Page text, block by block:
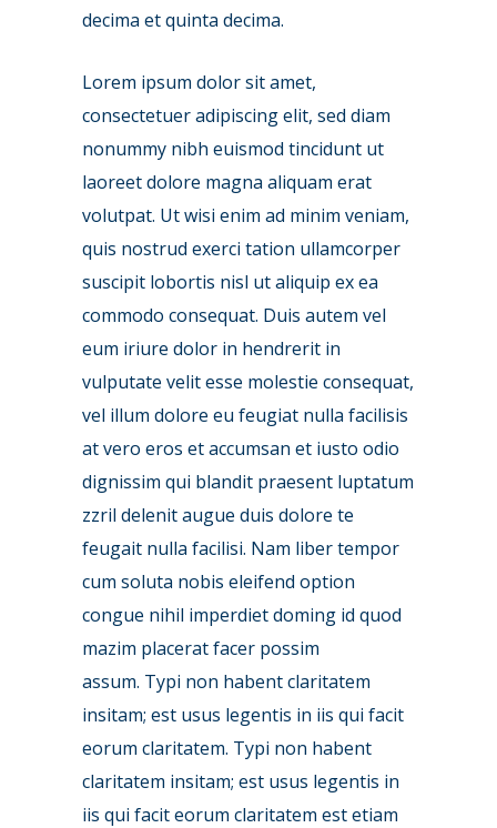
decima et quinta decima.
Lorem ipsum dolor sit amet,
consectetuer adipiscing elit, sed diam
nonummy nibh euismod tincidunt ut
laoreet dolore magna aliquam erat
volutpat. Ut wisi enim ad minim veniam,
quis nostrud exerci tation ullamcorper
suscipit lobortis nisl ut aliquip ex ea
commodo consequat. Duis autem vel
eum iriure dolor in hendrerit in
vulputate velit esse molestie consequat,
vel illum dolore eu feugiat nulla facilisis
at vero eros et accumsan et iusto odio
dignissim qui blandit praesent luptatum
zzril delenit augue duis dolore te
feugait nulla facilisi. Nam liber tempor
cum soluta nobis eleifend option
congue nihil imperdiet doming id quod
mazim placerat facer possim
assum. Typi non habent claritatem
insitam; est usus legentis in iis qui facit
eorum claritatem. Typi non habent
claritatem insitam; est usus legentis in
iis qui facit eorum claritatem est etiam